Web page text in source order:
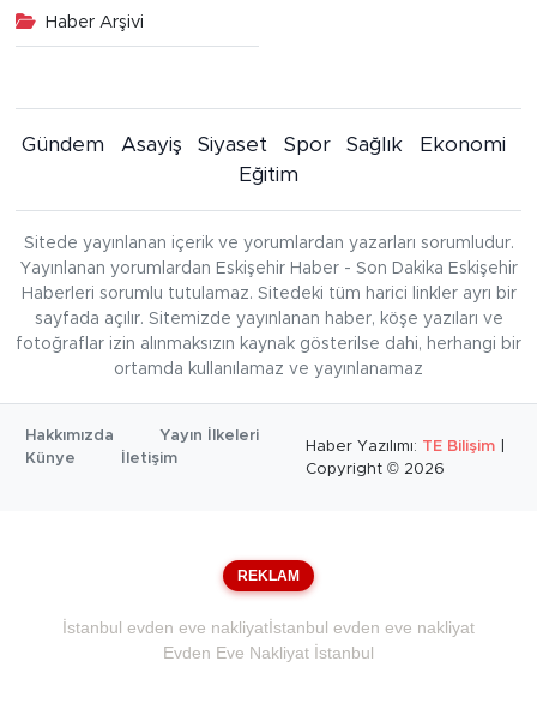
Haber Arşivi
Gündem Asayiş Siyaset Spor Sağlık
Ekonomi
Eğitim
Sitede yayınlanan içerik ve yorumlardan yazarları sorumludur.
Yayınlanan yorumlardan Eskişehir Haber - Son Dakika Eskişehir
Haberleri sorumlu tutulamaz. Sitedeki tüm harici linkler ayrı bir
sayfada açılır. Sitemizde yayınlanan haber, köşe yazıları ve
fotoğraflar izin alınmaksızın kaynak gösterilse dahi, herhangi bir
ortamda kullanılamaz ve yayınlanamaz
Hakkımızda
Yayın İlkeleri
Künye
İletişim
Haber Yazılımı: TE Bilişim
Copyright © 2026
REKLAM
İstanbul evden eve nakliyatİstanbul evden eve nakliyat
Evden Eve Nakliyat İstanbul